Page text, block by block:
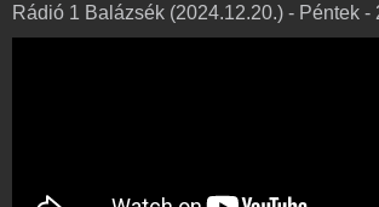
Rádió 1 Balázsék (2024.12.20.) - Péntek -